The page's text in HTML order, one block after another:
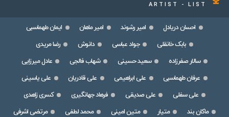
ARTIST - LIST
احسان دریادل امیر رشوند امیر ماهان
ایمان طهماسبی
بابک خانقلی
جواد عباسی دانوش
رضا مریدی
سالار صفرزاده
سعید حسینی شهاب فالجی
عادل میرزایی
عرفان طهماسبی
علی ابراهیمی علی قادریان
علی یاسینی
علی سفلی
علی صدیقی فرهاد جهانگیری
کسری زاهدی
ماکان بند
متیار متین امینی محمد لطفی
مرتضی اشرفی